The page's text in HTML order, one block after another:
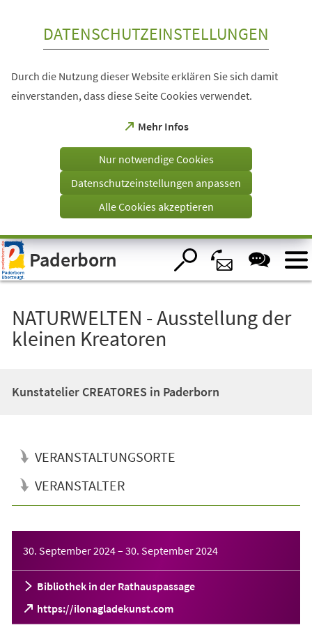
Visuelle
Assistenzsoftware
öffnen.
DATENSCHUTZEINSTELLUNGEN
Durch die Nutzung dieser Website erklären Sie sich damit
einverstanden, dass diese Seite Cookies verwendet.
Mehr Infos
(Öffnet
einem
Tab)
Nur notwendige Cookies
Datenschutzeinstellungen anpassen
Alle Cookies akzeptieren
Paderborn
NATURWELTEN - Ausstellung der
kleinen Kreatoren
Kunstatelier CREATORES in Paderborn
VERANSTALTUNGSORTE
VERANSTALTER
30. September 2024– 30. September 2024
Bibliothek in der Rathauspassage
https://ilonagladekunst.com
(Öffnet
in